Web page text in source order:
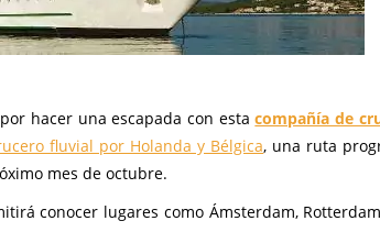
hacer una escapada con estacompañía de
fluvial por Holanda y Bélgica, una ruta
mes de octubre.
conocer lugares como Ámsterdam,